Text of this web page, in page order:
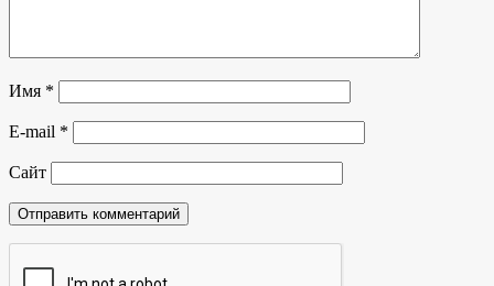
Имя *
E-mail *
Сайт